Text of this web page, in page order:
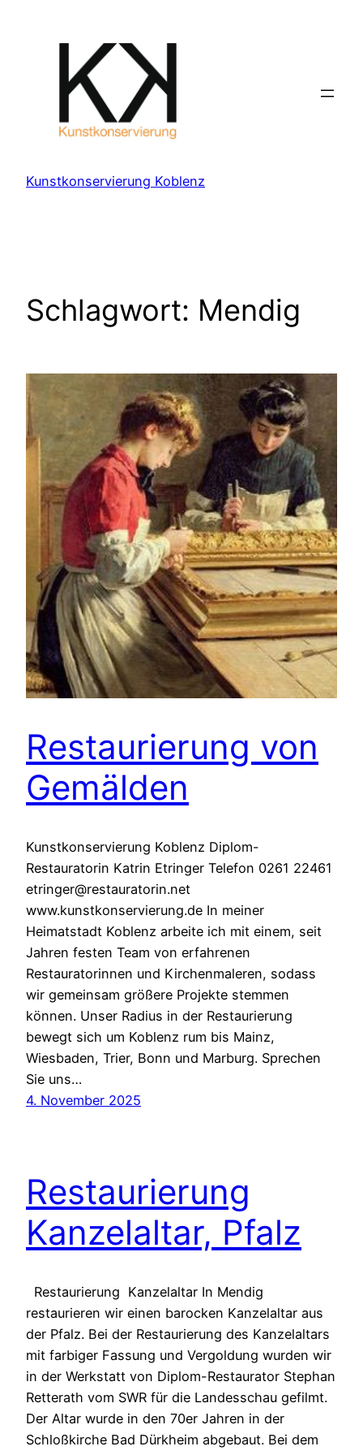
Kunstkonservierung Koblenz
Schlagwort: Mendig
Restaurierung von
Gemälden
Kunstkonservierung Koblenz Diplom-
Restauratorin Katrin Etringer Telefon 0261 22461
etringer@restauratorin.net
www.kunstkonservierung.de In meiner
Heimatstadt Koblenz arbeite ich mit einem, seit
Jahren festen Team von erfahrenen
Restauratorinnen und Kirchenmaleren, sodass
wir gemeinsam größere Projekte stemmen
können. Unser Radius in der Restaurierung
bewegt sich um Koblenz rum bis Mainz,
Wiesbaden, Trier, Bonn und Marburg. Sprechen
Sie uns…
4. November 2025
Restaurierung
Kanzelaltar, Pfalz
Restaurierung Kanzelaltar In Mendig
restaurieren wir einen barocken Kanzelaltar aus
der Pfalz. Bei der Restaurierung des Kanzelaltars
mit farbiger Fassung und Vergoldung wurden wir
in der Werkstatt von Diplom-Restaurator Stephan
Retterath vom SWR für die Landesschau gefilmt.
Der Altar wurde in den 70er Jahren in der
Schloßkirche Bad Dürkheim abgebaut. Bei dem